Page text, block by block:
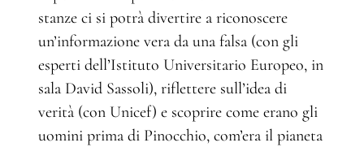
stanze ci si potrà divertire a riconoscere
un’informazione vera da una falsa (con gli
esperti dell’Istituto Universitario Europeo, in
sala David Sassoli), riflettere sull’idea di
verità (con Unicef) e scoprire come erano gli
uomini prima di Pinocchio, com’era il pianeta